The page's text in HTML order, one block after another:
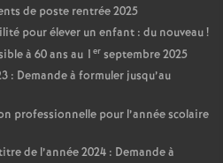
de poste rentrée 2025
pour élever un enfant : du nouveau!
à 60 ans au 1 er septembre 2025
: Demande à formuler jusqu’au
professionnelle pour l’année scolaire
de l’année 2024 : Demande à